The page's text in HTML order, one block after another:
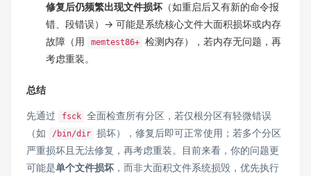
修复后仍频繁出现文件损坏 （如重启后又有新的命令报
错、段错误）→ 可能是系统核心文件大面积损坏或内存
故障（用
memtest86+ 检测内存），若内存无问题，再
考虑重装。
总结
先通过 fsck 全面检查所有分区，若仅根分区有轻微错误
（如
/bin/dir 损坏），修复后即可正常使用；若多个分区
严重损坏且无法修复，再考虑重装。目前来看，你的问题更
可能是单个文件损坏 ，而非大面积文件系统损毁，优先执行